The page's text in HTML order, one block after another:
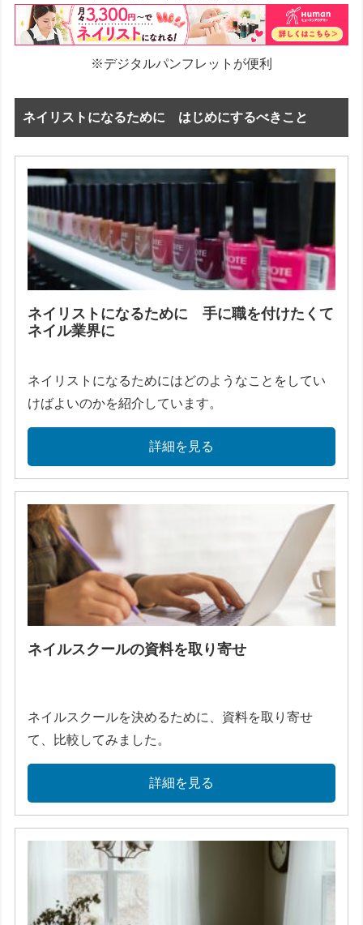
※デジタルパンフレットが便利
ネイリストになるために はじめにするべきこと
ネイリストになるために 手に職を付けたくて
ネイル業界に
ネイリストになるためにはどのようなことをしてい
けばよいのかを紹介しています。
詳細を見る
ネイルスクールの資料を取り寄せ
ネイルスクールを決めるために、資料を取り寄せ
て、比較してみました。
詳細を見る